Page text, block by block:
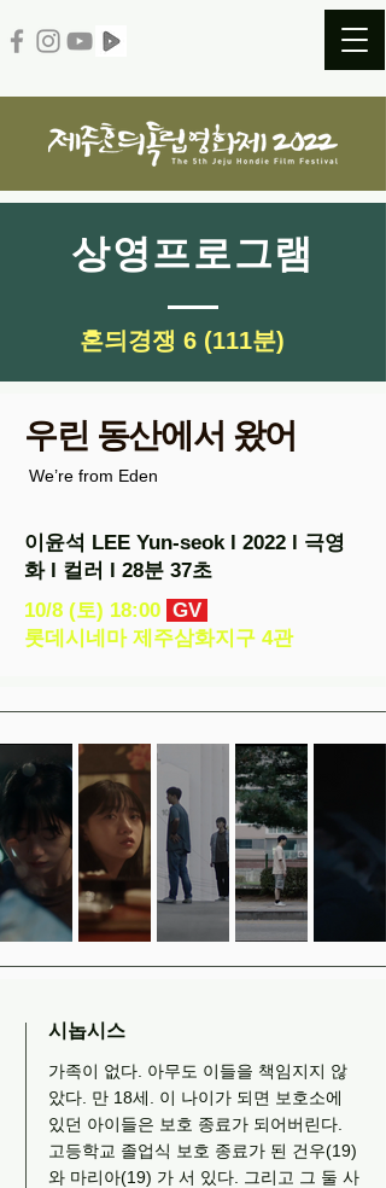
​상영프로그램
​혼듸경쟁 6 (111분)
우린 동산에서 왔어
We’re from Eden
이윤석 LEE Yun-seok l 2022 l 극영
화 l 컬러 l 28분 37초
10/8 (토) 18:00 GV
롯데시네마 제주삼화지구 4관
시놉시스
가족이 없다. 아무도 이들을 책임지지 않
았다. 만 18세. 이 나이가 되면 보호소에
있던 아이들은 보호 종료가 되어버린다.
고등학교 졸업식 보호 종료가 된 건우(19)
와 마리아(19) 가 서 있다. 그리고 그 둘 사